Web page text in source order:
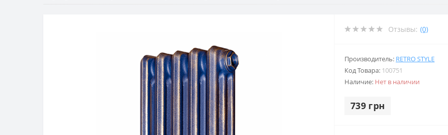
Отзывы: (0)
Производитель: RETRO STYLE
Код Товара: 100751
Наличие: Нет в наличии
739 грн